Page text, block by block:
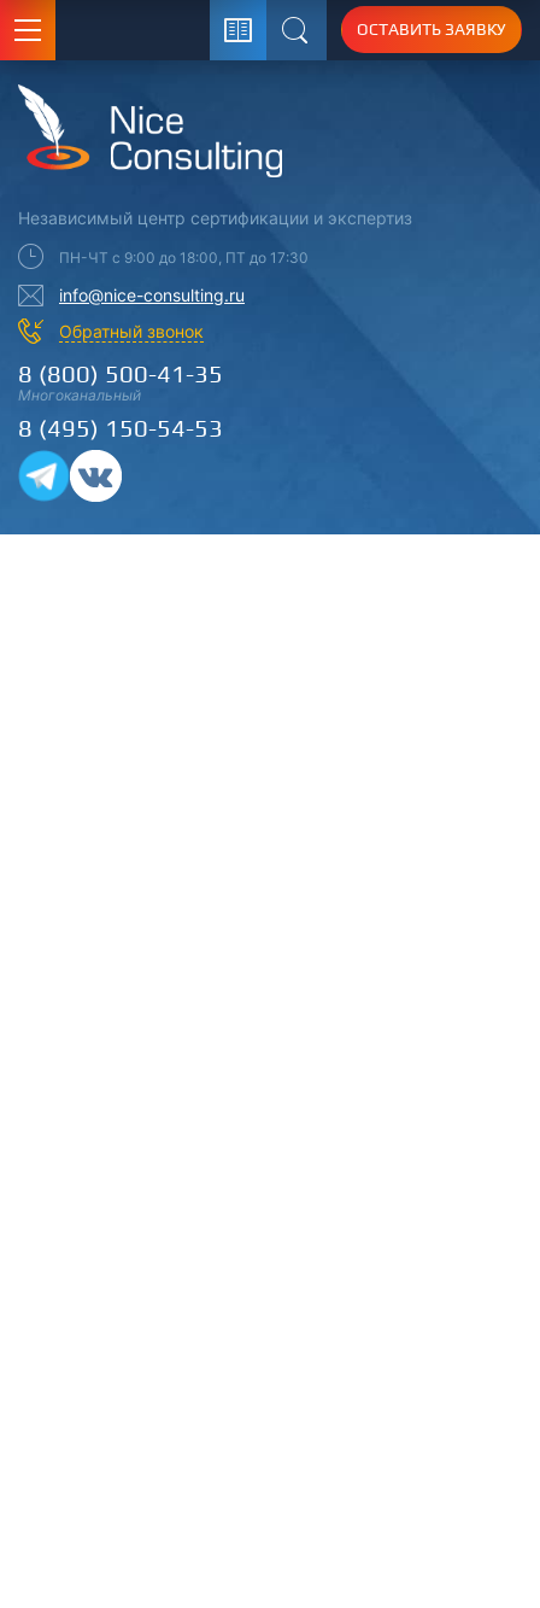
Поиск
ОСТАВИТЬ ЗАЯВКУ
Независимый центр сертификации и экспертиз
ПН-ЧТ с 9:00 до 18:00, ПТ до 17:30
info@nice-consulting.ru
Обратный звонок
8 (800) 500-41-35
Многоканальный
8 (495) 150-54-53